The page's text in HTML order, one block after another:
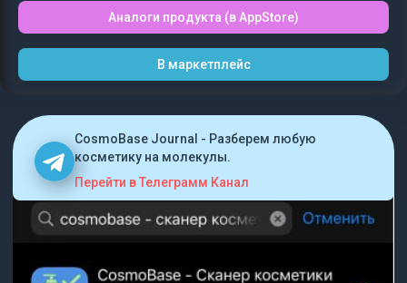
Аналоги продукта (в AppStore)
В маркетплейс
CosmoBase Journal - Разберем любую
косметику на молекулы.
Перейти в Телеграмм Канал